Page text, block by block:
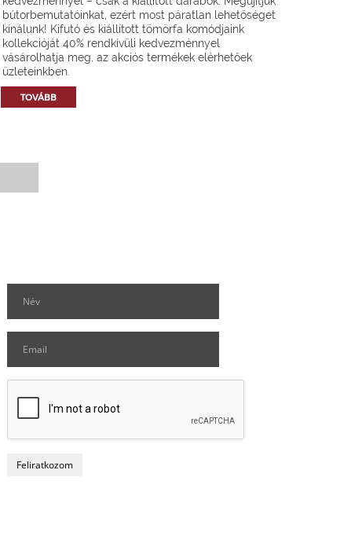
bútorbemutatóinkat, ezért most páratlan lehetőséget
kínálunk! Kifutó és kiállított tömörfa komódjaink
kollekcióját 40% rendkívüli kedvezménnyel
vásárolhatja meg, az akciós termékek elérhetőek
üzleteinkben.
TOVÁBB